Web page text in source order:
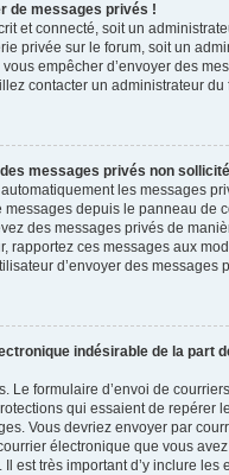
de messages privés !
et connecté, soit un
privée sur le forum, soit un
empêcher d’envoyer des
contacter un administrateur du
messages privés non
les messages
depuis le panneau de
des messages privés de
rapportez ces messages aux
d’envoyer des messages
indésirable de la part
Le formulaire d’envoi de
qui essaient de repérer
Vous devriez envoyer par
électronique que vous
est très important d’y inclure les